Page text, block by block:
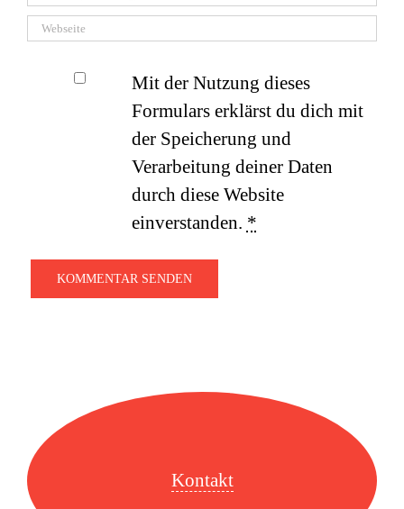
Mit der Nutzung dieses
Formulars erklärst du dich mit
der Speicherung und
Verarbeitung deiner Daten
durch diese Website
einverstanden. *
Kontakt